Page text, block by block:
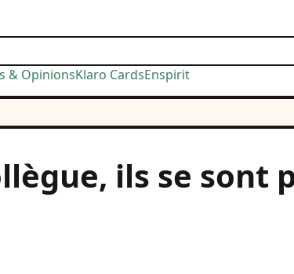
& OpinionsKlaro CardsEnspirit
ils se sont